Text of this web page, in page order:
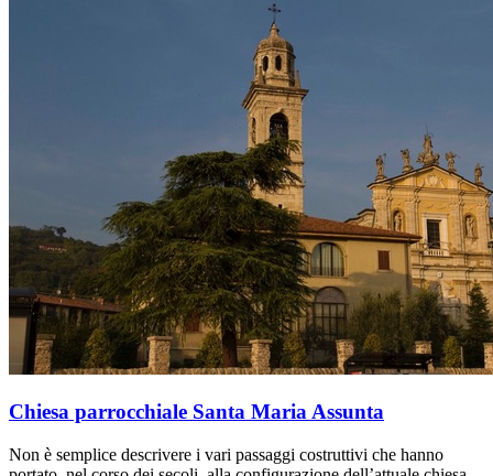
Chiesa parrocchiale Santa Maria Assunta
Non è semplice descrivere i vari passaggi costruttivi che hanno